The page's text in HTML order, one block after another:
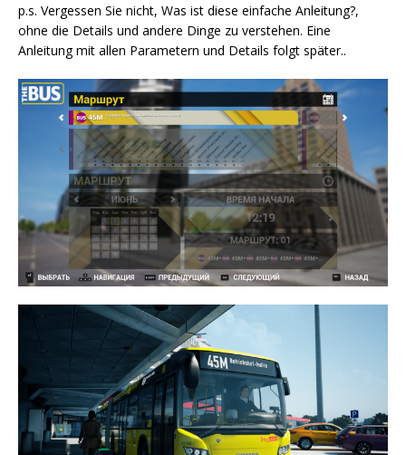
p.s. Vergessen Sie nicht, Was ist diese einfache Anleitung?,
ohne die Details und andere Dinge zu verstehen. Eine
Anleitung mit allen Parametern und Details folgt später..